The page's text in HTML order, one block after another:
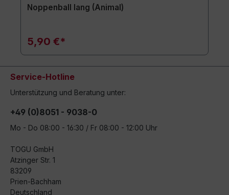
Noppenball lang (Animal)
5,90 €*
Service-Hotline
Unterstützung und Beratung unter:
+49 (0)8051 - 9038-0
Mo - Do 08:00 - 16:30 / Fr 08:00 - 12:00 Uhr
TOGU GmbH
Atzinger Str. 1
83209
Prien-Bachham
Deutschland